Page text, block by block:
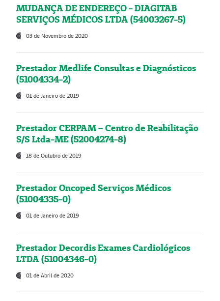
MUDANÇA DE ENDEREÇO - DIAGITAB
SERVIÇOS MÉDICOS LTDA (54003267-5)
03 de Novembro de 2020
Prestador Medlife Consultas e Diagnósticos
(51004334-2)
01 de Janeiro de 2019
Prestador CERPAM – Centro de Reabilitação
S/S Ltda-ME (52004274-8)
18 de Outubro de 2019
Prestador Oncoped Serviços Médicos
(51004335-0)
01 de Janeiro de 2019
Prestador Decordis Exames Cardiológicos
LTDA (51004346-0)
01 de Abril de 2020